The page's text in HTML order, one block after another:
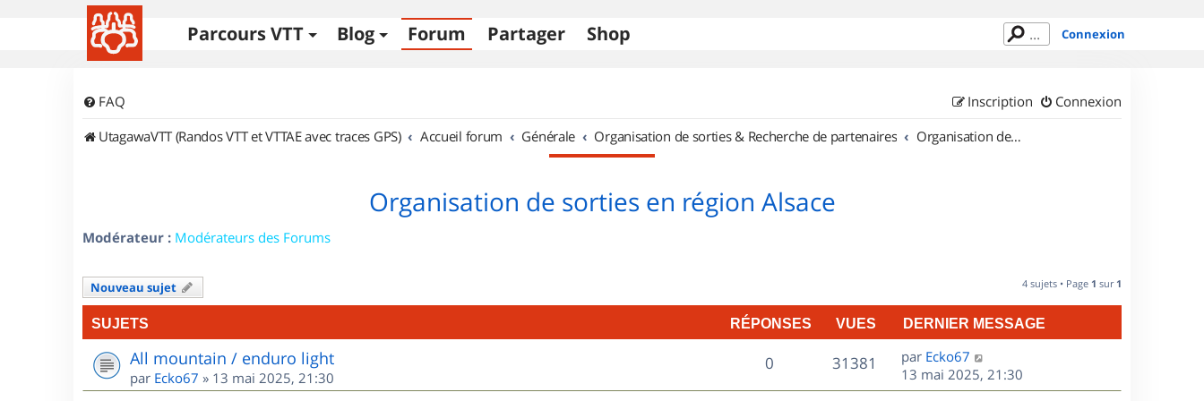
Parcours VTT Blog Forum Partager Shop Connexion
FAQ Connexion
Inscription
UtagawaVTT (Randos VTT et VTTAE avec traces GPS)
Accueil forum Générale Organisation de sorties & Recherche de partenaires Organisation de sorties en région Alsace
Organisation de sorties en région Alsace
Modérateur : Modérateurs des Forums
Nouveau sujet 4 sujets • Page 1 sur 1
SUJETS RÉPONSES VUES DERNIER MESSAGE
All mountain / enduro light
par Ecko67 » 13 mai 2025, 21:30
0R
é
31381
u
D
e
r
par Ecko67
13 mai 2025, 21:30